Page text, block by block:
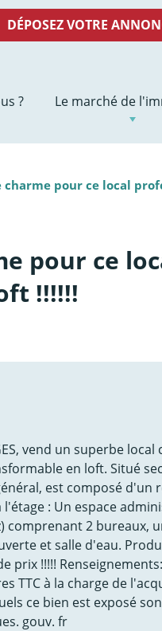
DÉPOSEZ VOTRE
? Le marché de
charme pour ce local
pour ce
!!!!!!
vend un superbe
en loft. Situé
est composé d'un
l'étage : Un espace
comprenant 2 bureaux,
et salle d'eau.
!!!!! Renseignements:
TTC à la charge de
ce bien est exposé
gouv. fr